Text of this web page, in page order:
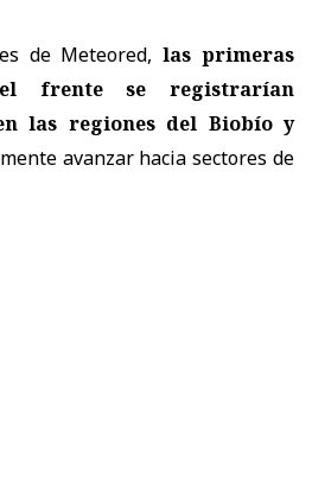
de Meteored,las primeras
frente se registrarían
las regiones del Biobío y
avanzar hacia sectores de